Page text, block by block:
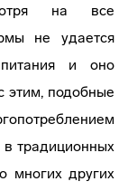
на все
не удается
питания и оно
этим, подобные
традиционных
многих других